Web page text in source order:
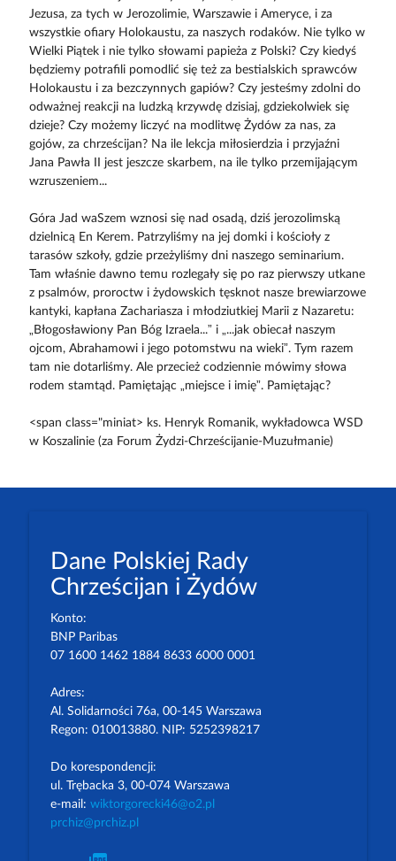
Jezusa, za tych w Jerozolimie, Warszawie i Ameryce, i za
wszystkie ofiary Holokaustu, za naszych rodaków. Nie tylko w
Wielki Piątek i nie tylko słowami papieża z Polski? Czy kiedyś
będziemy potrafili pomodlić się też za bestialskich sprawców
Holokaustu i za bezczynnych gapiów? Czy jesteśmy zdolni do
odważnej reakcji na ludzką krzywdę dzisiaj, gdziekolwiek się
dzieje? Czy możemy liczyć na modlitwę Żydów za nas, za
gojów, za chrześcijan? Na ile lekcja miłosierdzia i przyjaźni
Jana Pawła II jest jeszcze skarbem, na ile tylko przemijającym
wzruszeniem...
Góra Jad waSzem wznosi się nad osadą, dziś jerozolimską
dzielnicą En Kerem. Patrzyliśmy na jej domki i kościoły z
tarasów szkoły, gdzie przeżyliśmy dni naszego seminarium.
Tam właśnie dawno temu rozlegały się po raz pierwszy utkane
z psalmów, proroctw i żydowskich tęsknot nasze brewiarzowe
kantyki, kapłana Zachariasza i młodziutkiej Marii z Nazaretu:
„Błogosławiony Pan Bóg Izraela...” i „...jak obiecał naszym
ojcom, Abrahamowi i jego potomstwu na wieki”. Tym razem
tam nie dotarliśmy. Ale przecież codziennie mówimy słowa
rodem stamtąd. Pamiętając „miejsce i imię”. Pamiętając?
<span class="miniat> ks. Henryk Romanik, wykładowca WSD
w Koszalinie (za Forum Żydzi-Chrześcijanie-Muzułmanie)
Dane Polskiej Rady
Chrześcijan i Żydów
Konto:
BNP Paribas
07 1600 1462 1884 8633 6000 0001
Adres:
Al. Solidarności 76a, 00-145 Warszawa
Regon: 010013880. NIP: 5252398217
Do korespondencji:
ul. Trębacka 3, 00-074 Warszawa
e-mail: wiktorgorecki46@o2.pl
prchiz@prchiz.pl